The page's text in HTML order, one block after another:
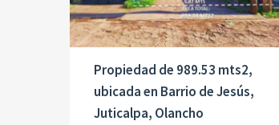
Propiedad de 989.53 mts2,
ubicada en Barrio de Jesús,
Juticalpa, Olancho